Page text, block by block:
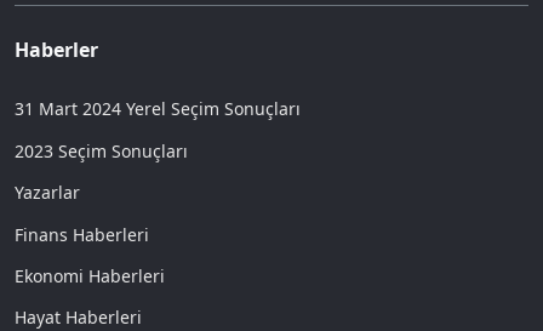
Haberler
31 Mart 2024 Yerel Seçim Sonuçları
2023 Seçim Sonuçları
Yazarlar
Finans Haberleri
Ekonomi Haberleri
Hayat Haberleri